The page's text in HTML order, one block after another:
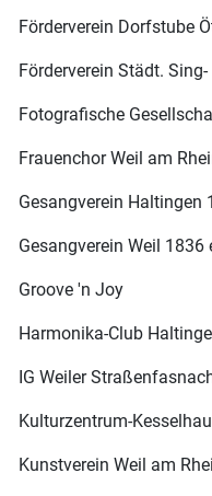
Förderverein Dorfstube
Förderverein Städt.
Fotografische
Frauenchor Weil am
Gesangverein Haltingen
Gesangverein Weil 1836
Groove 'n Joy
Harmonika-Club
IG Weiler
Kulturzentrum-
Kunstverein Weil am